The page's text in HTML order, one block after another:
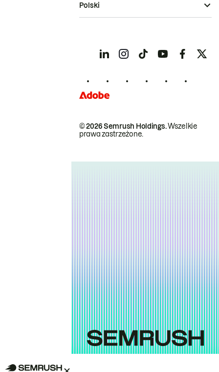
© 2026 Semrush Holdings.Wszelkie
prawa zastrzeżone.
Polski